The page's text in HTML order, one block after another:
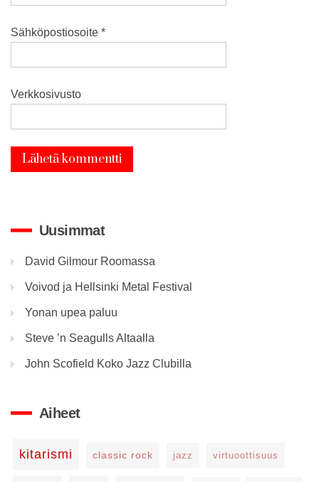
Sähköpostiosoite *
Verkkosivusto
Uusimmat
David Gilmour Roomassa
Voivod ja Hellsinki Metal Festival
Yonan upea paluu
Steve ’n Seagulls Altaalla
John Scofield Koko Jazz Clubilla
Aiheet
kitarismi classic rock jazz virtuoottisuus